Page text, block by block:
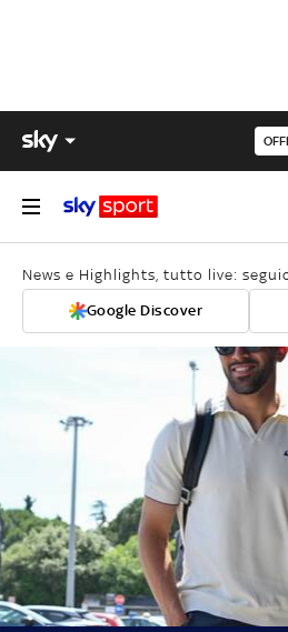
News e Highlights, tutto live:
Google Discover